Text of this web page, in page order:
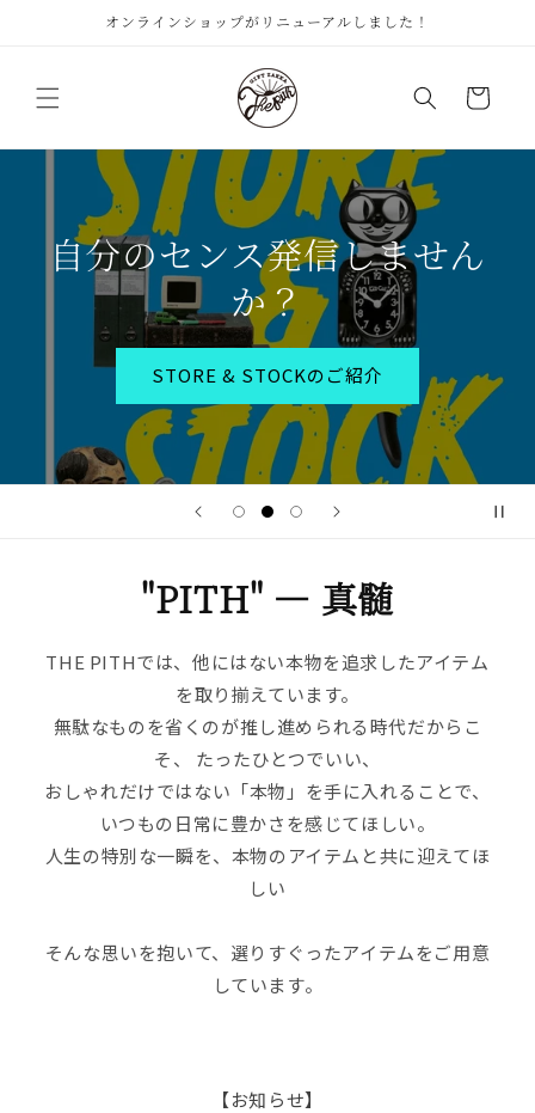
オンラインショップがリニューアルしました！
ー
自分のセンス発信しません
か？
STORE & STOCKのご紹介
"PITH" ― 真髄
THE PITHでは、他にはない本物を追求したアイテム
を取り揃えています。
無駄なものを省くのが推し進められる時代だからこ
そ、 たったひとつでいい、
おしゃれだけではない「本物」を手に入れることで、
いつもの日常に豊かさを感じてほしい。
人生の特別な一瞬を、本物のアイテムと共に迎えてほ
しい――
そんな思いを抱いて、選りすぐったアイテムをご用意
しています。
【お知らせ】